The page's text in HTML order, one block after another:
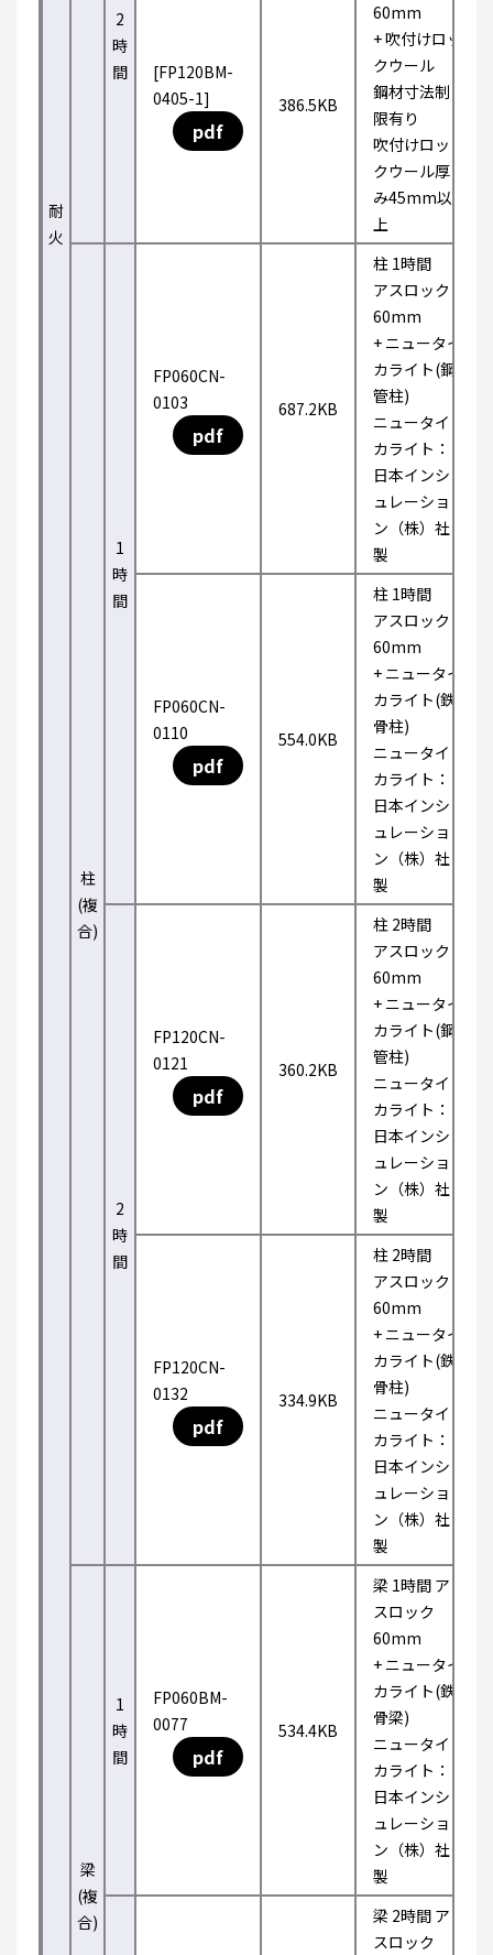
耐
火
2
時
間
[FP120BM-
0405-1]
pdf
386.5KB
60mm
+ 吹付けロッ
クウール
鋼材寸法制
限有り
吹付けロッ
クウール厚
み45mm以
上
柱
(複
合)
1
時
間
FP060CN-
0103
pdf
687.2KB
柱 1時間
アスロック
60mm
+ ニュータイ
カライト(鋼
管柱)
ニュータイ
カライト：
日本インシ
ュレーショ
ン（株）社
製
FP060CN-
0110
pdf
554.0KB
柱 1時間
アスロック
60mm
+ ニュータイ
カライト(鉄
骨柱)
ニュータイ
カライト：
日本インシ
ュレーショ
ン（株）社
製
2
時
間
FP120CN-
0121
pdf
360.2KB
柱 2時間
アスロック
60mm
+ ニュータイ
カライト(鋼
管柱)
ニュータイ
カライト：
日本インシ
ュレーショ
ン（株）社
製
FP120CN-
0132
pdf
334.9KB
柱 2時間
アスロック
60mm
+ ニュータイ
カライト(鉄
骨柱)
ニュータイ
カライト：
日本インシ
ュレーショ
ン（株）社
製
梁
(複
合)
1
時
間
FP060BM-
0077
pdf
534.4KB
梁 1時間 ア
スロック
60mm
+ ニュータイ
カライト(鉄
骨梁)
ニュータイ
カライト：
日本インシ
ュレーショ
ン（株）社
製
梁 2時間 ア
スロック